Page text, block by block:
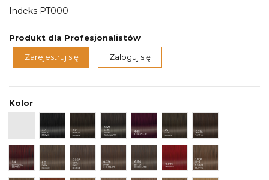
Indeks PT000
Produkt dla Profesjonalistów
Zarejestruj się
Zaloguj się
Kolor
000 Pure Gloss2.0 Black/Brown4.0 Medium Brown
4.124 Dark Bitter Chocolate
4.65 Beaujolais5.0 Light Brown5.036 Coffee
5.4 Burnished Copper
6.0 Dark Blonde6.007 Cool Dark Blonde
6.036 Dark Chocolate
6.124 Bitter Chocolate
6.666 Inferno7.007 Cool